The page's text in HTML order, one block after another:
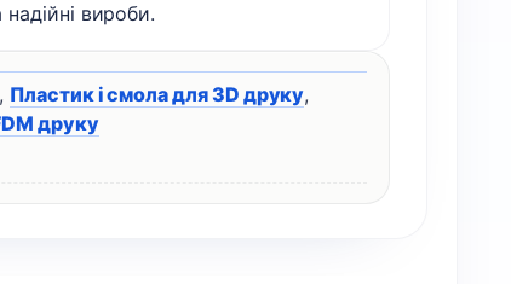
надійні вироби.
, Пластик і смола для 3D друку,
друку